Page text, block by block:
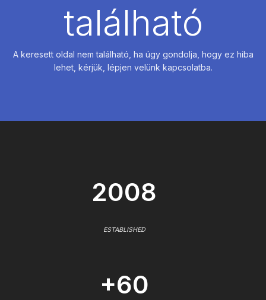
található
A keresett oldal nem található, ha úgy gondolja, hogy ez hiba
lehet, kérjük, lépjen velünk kapcsolatba.
2008
ESTABLISHED
+60